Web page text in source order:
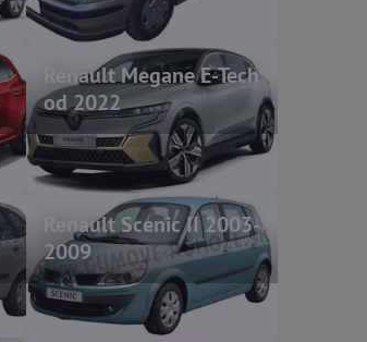
Renault Megane E-Tech
od 2022
Renault Scenic II 2003-
2009